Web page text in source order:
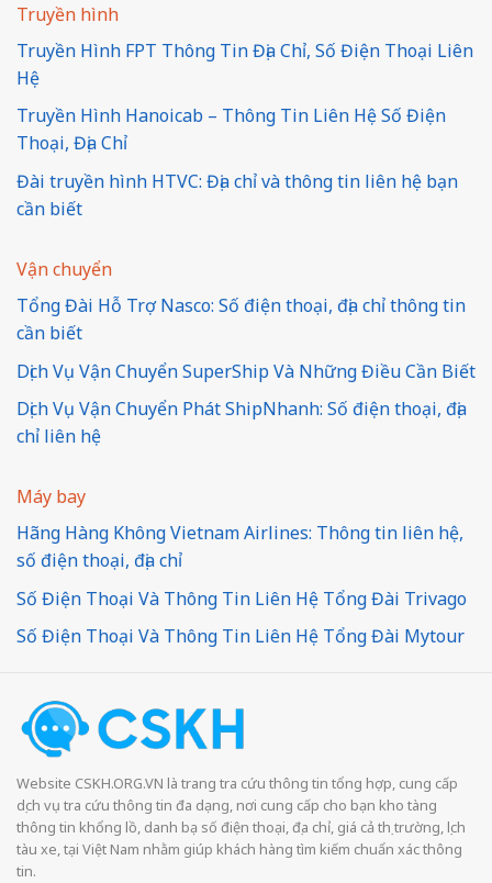
Truyền hình
Truyền Hình FPT Thông Tin Địa Chỉ, Số Điện Thoại Liên
Hệ
Truyền Hình Hanoicab – Thông Tin Liên Hệ Số Điện
Thoại, Địa Chỉ
Đài truyền hình HTVC: Địa chỉ và thông tin liên hệ bạn
cần biết
Vận chuyển
Tổng Đài Hỗ Trợ Nasco: Số điện thoại, địa chỉ thông tin
cần biết
Dịch Vụ Vận Chuyển SuperShip Và Những Điều Cần Biết
Dịch Vụ Vận Chuyển Phát ShipNhanh: Số điện thoại, địa
chỉ liên hệ
Máy bay
Hãng Hàng Không Vietnam Airlines: Thông tin liên hệ,
số điện thoại, địa chỉ
Số Điện Thoại Và Thông Tin Liên Hệ Tổng Đài Trivago
Số Điện Thoại Và Thông Tin Liên Hệ Tổng Đài Mytour
Website CSKH.ORG.VN là trang tra cứu thông tin tổng hợp, cung cấp
dịch vụ tra cứu thông tin đa dạng, nơi cung cấp cho bạn kho tàng
thông tin khổng lồ, danh bạ số điện thoại, địa chỉ, giá cả thị trường, lịch
tàu xe, tại Việt Nam nhằm giúp khách hàng tìm kiếm chuẩn xác thông
tin.